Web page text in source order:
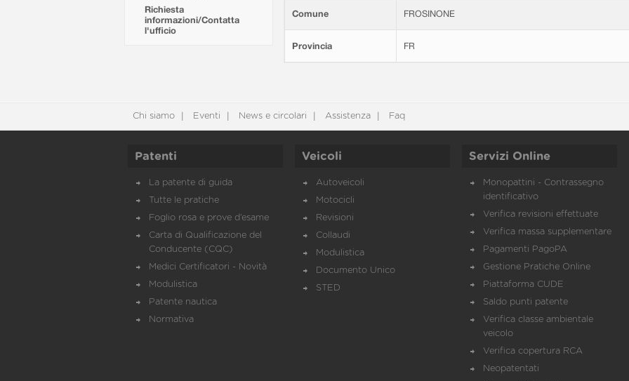
Richiesta
informazioni/Contatta
l'ufficio
Comune FROSINONE
Provincia FR
Chi siamo Eventi News e circolari Assistenza Faq
Patenti
La patente di guida
Tutte le pratiche
Foglio rosa e prove d’esame
Carta di Qualificazione del
Conducente (CQC)
Medici Certificatori - Novità
Modulistica
Patente nautica
Normativa
Veicoli
Autoveicoli
Motocicli
Revisioni
Collaudi
Modulistica
Documento Unico
STED
Servizi Online
Monopattini - Contrassegno
identificativo
Verifica revisioni effettuate
Verifica massa supplementare
Pagamenti PagoPA
Gestione Pratiche Online
Piattaforma CUDE
Saldo punti patente
Verifica classe ambientale
veicolo
Verifica copertura RCA
Neopatentati